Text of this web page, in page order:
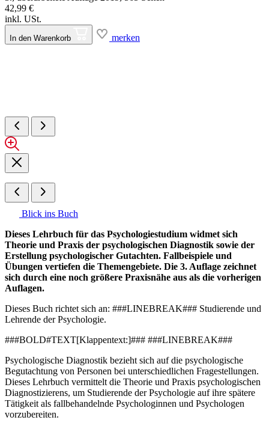
42,99 €
inkl. USt.
In den Warenkorb merken
Blick ins Buch
Dieses Lehrbuch für das Psychologiestudium widmet sich
Theorie und Praxis der psychologischen Diagnostik sowie der
Erstellung psychologischer Gutachten. Fallbeispiele und
Übungen vertiefen die Themengebiete. Die 3. Auflage zeichnet
sich durch eine noch größere Praxisnähe aus als die vorherigen
Auflagen.
Dieses Buch richtet sich an: ###LINEBREAK### Studierende und
Lehrende der Psychologie.
###BOLD#TEXT[Klappentext:]### ###LINEBREAK###
Psychologische Diagnostik bezieht sich auf die psychologische
Begutachtung von Personen bei unterschiedlichen Fragestellungen.
Dieses Lehrbuch vermittelt die Theorie und Praxis psychologischen
Diagnostizierens, um Studierende der Psychologie auf ihre spätere
Tätigkeit als fallbehandelnde Psychologinnen und Psychologen
vorzubereiten.